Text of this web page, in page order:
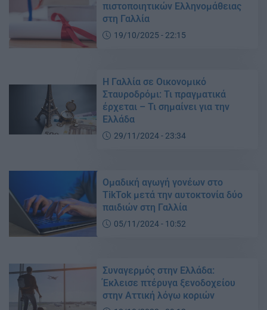
πιστοποιητικών Ελληνομάθειας
στη Γαλλία
19/10/2025 - 22:15
Η Γαλλία σε Οικονομικό
Σταυροδρόμι: Τι πραγματικά
έρχεται – Τι σημαίνει για την
Ελλάδα
29/11/2024 - 23:34
Ομαδική αγωγή γονέων στο
TikTok μετά την αυτοκτονία δύο
παιδιών στη Γαλλία
05/11/2024 - 10:52
Συναγερμός στην Ελλάδα:
Έκλεισε πτέρυγα ξενοδοχείου
στην Αττική λόγω κοριών